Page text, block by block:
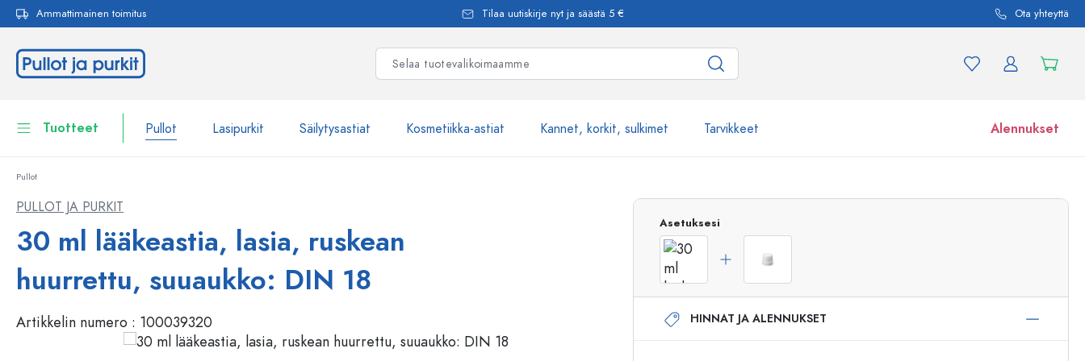
Siirry päänavigointiin
Ammattimainen toimitus Tilaa uutiskirje nyt ja säästä 5 € Ota yhteyttä
Tuotteet Pullot Lasipurkit Säilytysastiat Kosmetiikka-astiat Kannet, korkit, sulkimet Tarvikkeet Alennukset
Lasipurkit
Kosmetiikka-astiat
Pullot tuotemerkin mukaan
WECK-Lasipullot
Patenttikorkkipullot
Spraypullot
Airless-pumppupullot
Roll-on-pullot
Lasipurkit
Pullot
PULLOT JA PURKIT
30 ml lääkeastia, lasia, ruskean
huurrettu, suuaukko: DIN 18
Artikkelin numero : 100039320
Asetuksesi
HINNAT JA ALENNUKSET